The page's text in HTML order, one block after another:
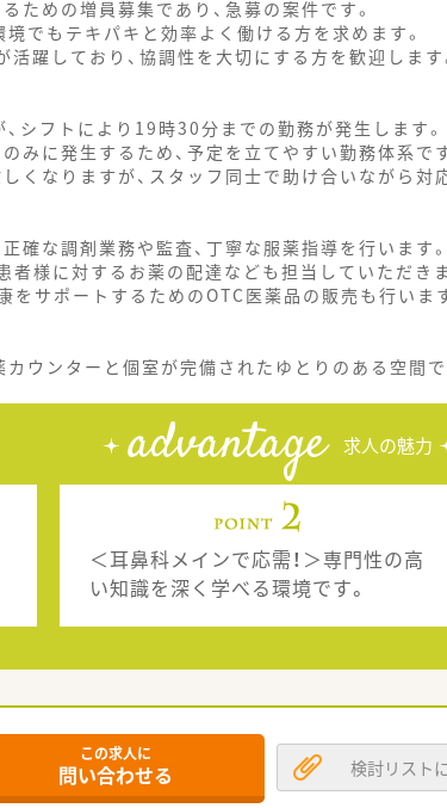
めの増員募集であり、急募の案件です。
でもテキパキと効率よく働ける方を求めます。
躍しており、協調性を大切にする方を歓迎します
シフトにより19時30分までの勤務が発生します。
に発生するため、予定を立てやすい勤務体系です
なりますが、スタッフ同士で助け合いながら対
な調剤業務や監査、丁寧な服薬指導を行います。
様に対するお薬の配達なども担当していただきま
サポートするためのOTC医薬品の販売も行います
ウンターと個室が完備されたゆとりのある空間で
advantage 求人の魅力
＜耳鼻科メインで応需！＞専門性の高
い知識を深く学べる環境です。
この求人に
問い合わせる 検討リスト